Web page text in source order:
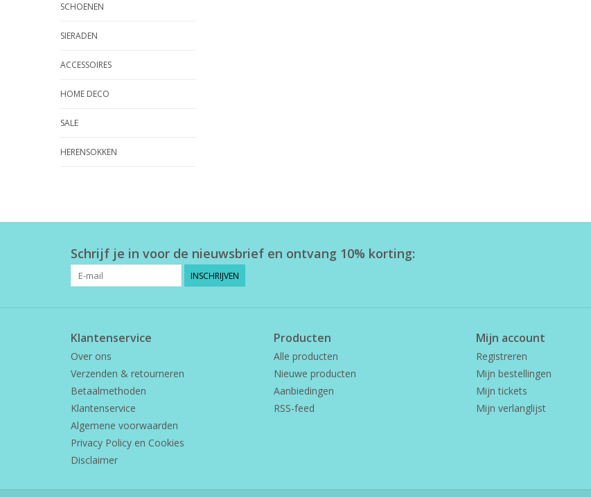
SCHOENEN
SIERADEN
ACCESSOIRES
HOME DECO
SALE
HERENSOKKEN
Schrijf je in voor de nieuwsbrief en ontvang 10% korting:
INSCHRIJVEN
Klantenservice
Over ons
Verzenden & retourneren
Betaalmethoden
Klantenservice
Algemene voorwaarden
Privacy Policy en Cookies
Disclaimer
Producten
Alle producten
Nieuwe producten
Aanbiedingen
RSS-feed
Mijn account
Registreren
Mijn bestellingen
Mijn tickets
Mijn verlanglijst